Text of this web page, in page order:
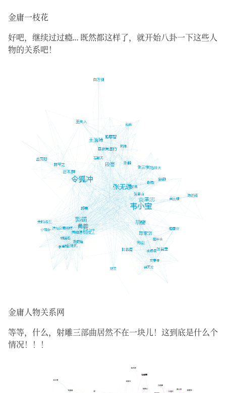
金庸一枝花
好吧，继续过过瘾… 既然都这样了，就开始八卦一下这些人
物的关系吧！
金庸人物关系网
等等，什么，射雕三部曲居然不在一块儿！这到底是什么个
情况！！！